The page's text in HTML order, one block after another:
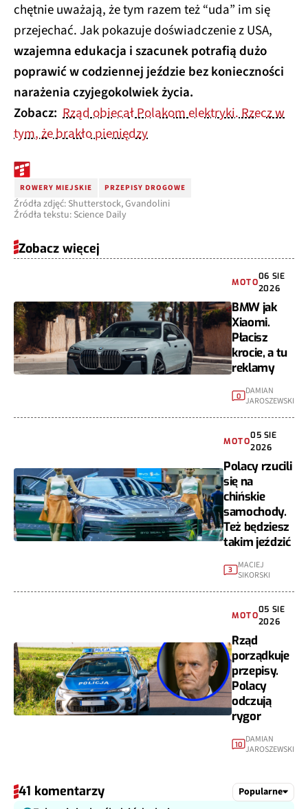
chętnie uważają, że tym razem też “uda” im się
przejechać. Jak pokazuje doświadczenie z USA,
wzajemna edukacja i szacunek potrafią dużo
poprawić w codziennej jeździe bez konieczności
narażenia czyjegokolwiek życia.
Zobacz: Rząd obiecał Polakom elektryki. Rzecz w
tym, że brakło pieniędzy
ROWERY MIEJSKIE PRZEPISY DROGOWE
Źródła zdjęć: Shutterstock, Gvandolini
Źródła tekstu: Science Daily
Zobacz więcej
MOTO
06 SIE
2026
BMW jak
Xiaomi.
Płacisz
krocie, a tu
reklamy
0
DAMIAN
JAROSZEWSKI
MOTO
05 SIE
2026
Polacy rzucili
się na
chińskie
samochody.
Też będziesz
takim jeździć
3
MACIEJ
SIKORSKI
MOTO
05 SIE
2026
Rząd
porządkuje
przepisy.
Polacy
odczują
rygor
10 DAMIAN
JAROSZEWSKI
41 komentarzy Popularne